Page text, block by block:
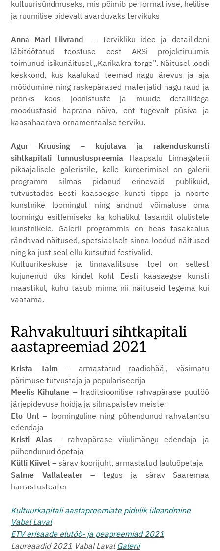
kultuurisündmuseks, mis põimib performatiivse, helilise
ja ruumilise pidevalt avarduvaks tervikuks
Anna Mari Liivrand
– Tervikliku idee ja detailideni
läbitöötatud teostuse eest ARSi projektiruumis
toimunud isikunäitusel „Karikakra torge”. Näitusel loodi
keskkond, kus kaalukad teemad nagu ärevus ja aja
möödumine ning raskepärased materjalid nagu raud ja
pronks koos joonistuste ja muude detailidega
moodustasid haprana näiva, ent tugevalt püsiva ja
kaasahaarava ornamentaalse terviku.
Agur Kruusing – kujutava ja rakenduskunsti
sihtkapitali tunnustuspreemia Haapsalu Linnagalerii
pikaajalisele galeristile, kelle kureerimisel on galerii
programm silmas pidanud erinevaid publikuid,
tutvustades Eesti kaasaegse kunsti tippe ja noorte
kunstnike loomingut ning andnud võimaluse oma
loomingu esitlemiseks ka kohalikul tasandil olulistele
kunstnikele. Galerii programmis on heas tasakaalus
rändavad näitused, spetsiaalselt sinna loodud näitused
ning ka just seal ellu kutsutud festivalid.
Kultuurikeskuse ja linnavalitsuse toel on sellest
kujunenud üks kindel koht Eesti kaasaegse kunsti
maastikul, kuhu tasub minna nii näituseid tegema kui
vaatama.
Rahvakultuuri sihtkapitali
aastapreemiad 2021
Krista Taim – armastatud raadiohääl, väsimatu
pärimuse tutvustaja ja populariseerija
Meelis Kihulane – traditsioonilise rahvapärase puutöö
järjepidevuse hoidja ja silmapaistev meister
Elo Unt – loominguline ning pühendunud rahvatantsu
edendaja
Kristi Alas– rahvapärase viiulimängu edendaja ja
pühendunud õpetaja
Külli Kiivet – särav koorijuht, armastatud lauluõpetaja
Salme Vallateater– tegus ja särav Saaremaa
harrastusteater
Kultuurkapitali aastapreemiate pidulik üleandmine
Vabal Laval
ETV erisaade elutöö- ja peapreemiad 2021
Laureaadid 2021 Vabal Laval Galerii